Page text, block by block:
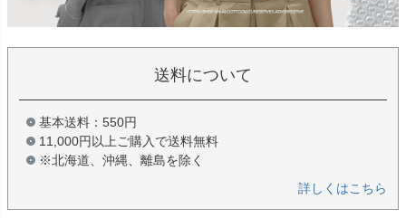
送料について
基本送料：550円
11,000円以上ご購入で送料無料
※北海道、沖縄、離島を除く
詳しくはこちら